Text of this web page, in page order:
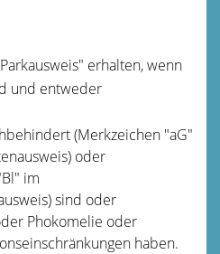
erhalten, wenn
und entweder
(Merkzeichen "aG"
oder
im
sind oder
Phokomelie oder
haben.